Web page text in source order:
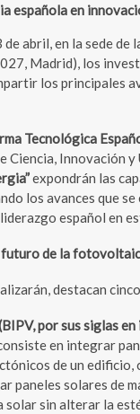
española en
de abril, en la sede de
Madrid), los
los principales
Tecnológica
Ciencia, Innovación y
expondrán las
los avances que
español en
futuro de la
destacan
por sus siglas
en integrar
de un edificio,
paneles solares de
solar sin alterar la